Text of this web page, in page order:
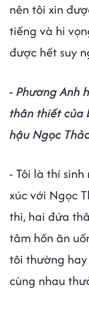
nên tôi xin
tiếng và hi
được hết suy
- Phương Anh
thân thiết của
hậu Ngọc
- Tôi là thí
xúc với Ngọc
thi, hai đứa
tâm hồn ăn
tôi thường
cùng nhau